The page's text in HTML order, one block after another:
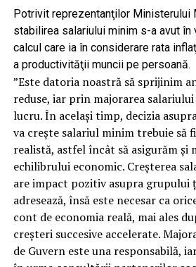
Potrivit reprezentanţilor Ministerului
stabilirea salariului minim s-a avut
calcul care ia în considerare rata
a productivităţii muncii pe persoană.
”Este datoria noastră să sprijinim
reduse, iar prin majorarea
lucru. În acelaşi timp, decizia
va creşte salariul minim trebuie să
realistă, astfel încât să asigurăm şi
echilibrului economic. Creşterea
are impact pozitiv asupra grupului
adresează, însă este necesar ca
cont de economia reală, mai ales
creşteri succesive accelerate.
de Guvern este una responsabilă,